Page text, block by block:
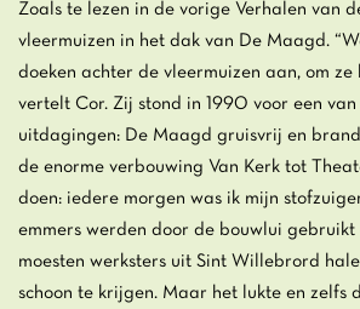
Zoals te lezen in de vorige Verhalen van
vleermuizen in het dak van De Maagd.
doeken achter de vleermuizen aan, om ze
vertelt Cor. Zij stond in 1990 voor een
uitdagingen: De Maagd gruisvrij en
de enorme verbouwing Van Kerk tot
doen: iedere morgen was ik mijn
emmers werden door de bouwlui gebruikt
moesten werksters uit Sint Willebrord
schoon te krijgen. Maar het lukte en zelfs